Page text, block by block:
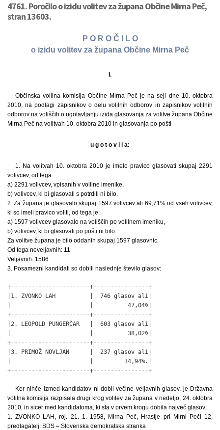
4761. Poročilo o izidu volitev za župana Občine Mirna Peč,
stran 13603.
P O R O Č I L O
o izidu volitev za župana Občine Mirna Peč
I.
Občinska volilna komisija Občine Mirna Peč je na seji dne 10. oktobra
2010, na podlagi zapisnikov o delu volilnih odborov in zapisnikov volilnih
odborov na voliščih o ugotavljanju izida glasovanja za volitve župana Občine
Mirna Peč na volitvah 10. oktobra 2010 in glasovanja po pošti
u g o t o v i l a:
1. Na volitvah 10. oktobra 2010 je imelo pravico glasovati skupaj 2291
volivcev, od tega:
a) 2291 volivcev, vpisanih v volilne imenike,
b) volivcev, ki bi glasovali s potrdili ni bilo.
2. Za župana je glasovalo skupaj 1597 volivcev ali 69,71% od vseh volivcev,
ki so imeli pravico voliti, od tega je:
a) 1597 volivcev glasovalo na voliščih po volilnem imeniku,
b) volivcev, ki bi glasovali po pošti ni bilo.
Za volitve župana je bilo oddanih skupaj 1597 glasovnic.
Od tega neveljavnih: 11
Veljavnih: 1586
3. Posamezni kandidati so dobili naslednje število glasov:
+-----------------------+----------------+
|1. ZVONKO LAH          |  746 glasov ali|
|                       |          47,04%|
+-----------------------+----------------+
|2. LEOPOLD PUNGERČAR   |  603 glasov ali|
|                       |          38,02%|
+-----------------------+----------------+
|3. PRIMOŽ NOVLJAN      |  237 glasov ali|
|                       |         14,94%.|
+-----------------------+----------------+
Ker nihče izmed kandidatov ni dobil večine veljavnih glasov, je Državna
volilna komisija razpisala drugi krog volitev za župana v nedeljo, 24. oktobra
2010, in sicer med kandidatoma, ki sta v prvem krogu dobila največ glasov:
1. ZVONKO LAH, roj. 21. 1. 1958, Mirna Peč, Hrastje pri Mirni Peči 12,
predlagatelj: SDS – Slovenska demokratska stranka